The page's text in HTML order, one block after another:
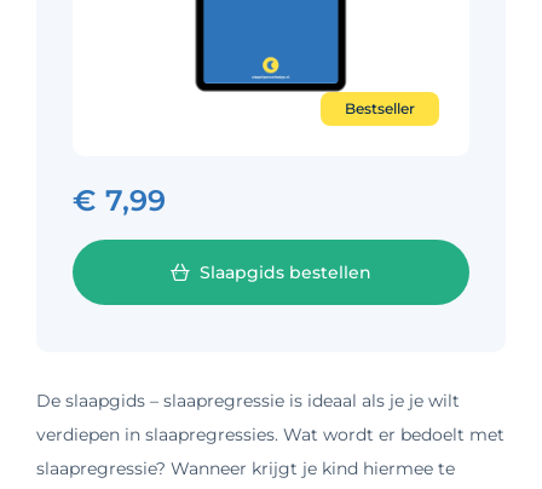
De slaapgids – slaapregressie is ideaal als je je wilt
verdiepen in slaapregressies. Wat wordt er bedoelt met
slaapregressie? Wanneer krijgt je kind hiermee te
Bestseller
€ 7,99
Slaapgids bestellen